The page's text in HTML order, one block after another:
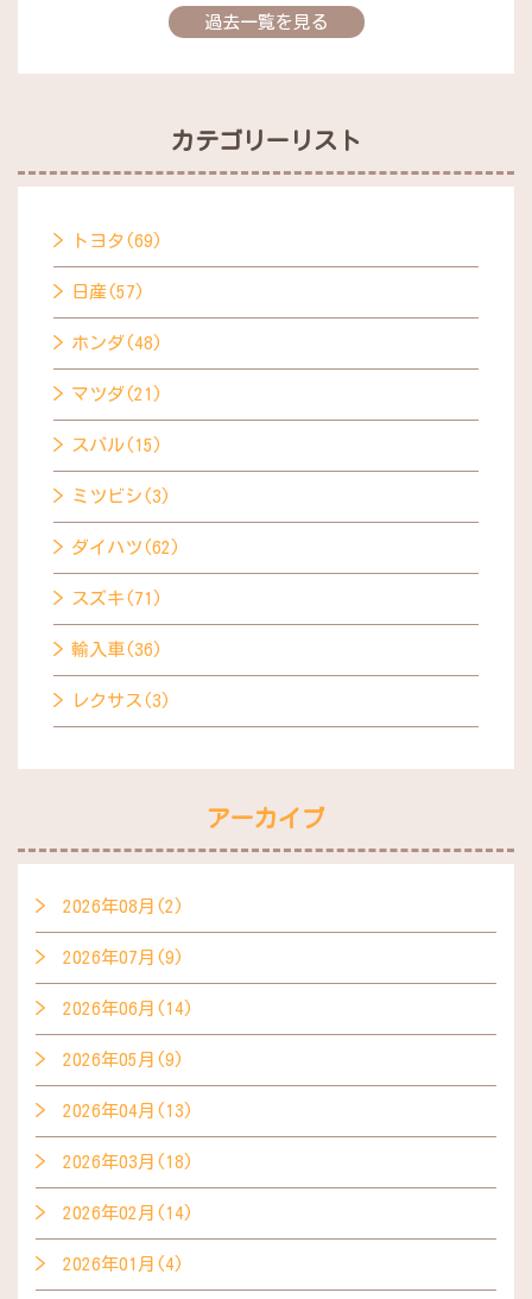
過去一覧を見る
カテゴリーリスト
トヨタ(69)
日産(57)
ホンダ(48)
マツダ(21)
スバル(15)
ミツビシ(3)
ダイハツ(62)
スズキ(71)
輸入車(36)
レクサス(3)
アーカイブ
2026年08月(2)
2026年07月(9)
2026年06月(14)
2026年05月(9)
2026年04月(13)
2026年03月(18)
2026年02月(14)
2026年01月(4)